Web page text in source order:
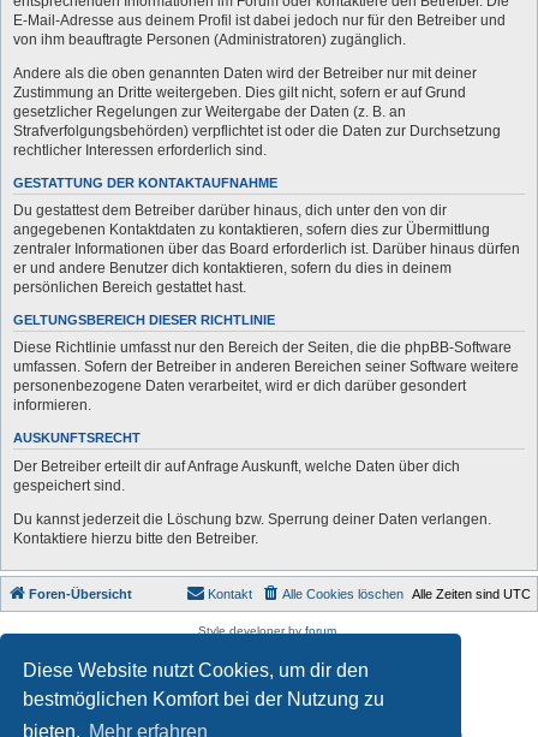
Diese Website nutzt Cookies, um dir den
bestmöglichen Komfort bei der Nutzung zu
bieten. Mehr erfahren
E-Mail-Adresse aus deinem Profil ist dabei jedoch nur für den Betreiber und
von ihm beauftragte Personen (Administratoren) zugänglich.
Andere als die oben genannten Daten wird der Betreiber nur mit deiner
Zustimmung an Dritte weitergeben. Dies gilt nicht, sofern er auf Grund
gesetzlicher Regelungen zur Weitergabe der Daten (z. B. an
Strafverfolgungsbehörden) verpflichtet ist oder die Daten zur Durchsetzung
rechtlicher Interessen erforderlich sind.
GESTATTUNG DER KONTAKTAUFNAHME
Du gestattest dem Betreiber darüber hinaus, dich unter den von dir
angegebenen Kontaktdaten zu kontaktieren, sofern dies zur Übermittlung
zentraler Informationen über das Board erforderlich ist. Darüber hinaus dürfen
er und andere Benutzer dich kontaktieren, sofern du dies in deinem
persönlichen Bereich gestattet hast.
GELTUNGSBEREICH DIESER RICHTLINIE
Diese Richtlinie umfasst nur den Bereich der Seiten, die die phpBB-Software
umfassen. Sofern der Betreiber in anderen Bereichen seiner Software weitere
personenbezogene Daten verarbeitet, wird er dich darüber gesondert
informieren.
AUSKUNFTSRECHT
Der Betreiber erteilt dir auf Anfrage Auskunft, welche Daten über dich
gespeichert sind.
Du kannst jederzeit die Löschung bzw. Sperrung deiner Daten verlangen.
Kontaktiere hierzu bitte den Betreiber.
Foren-Übersicht Alle Zeiten sind UTC
Alle Cookies löschen
Kontakt
Style developer by forum
Deutsche Übersetzung durchphpBB.de
Datenschutz
Nutzungsbedingungen